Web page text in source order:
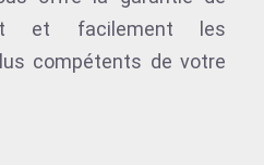
et facilement les
compétents de votre